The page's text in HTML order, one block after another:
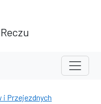
i Przejezdnych